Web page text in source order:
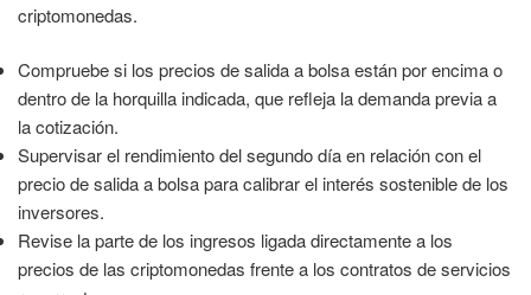
criptomonedas.
Compruebe si los precios de salida a bolsa están por encima o
dentro de la horquilla indicada, que refleja la demanda previa a
la cotización.
Supervisar el rendimiento del segundo día en relación con el
precio de salida a bolsa para calibrar el interés sostenible de los
inversores.
Revise la parte de los ingresos ligada directamente a los
precios de las criptomonedas frente a los contratos de servicios